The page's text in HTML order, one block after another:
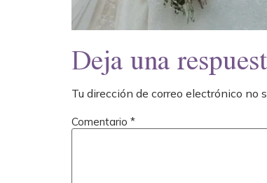
Deja una
Tu dirección de correo electrónico no
Comentario *